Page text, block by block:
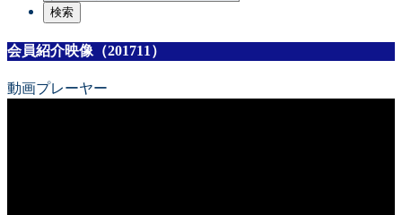
会員紹介映像（201711）
動画プレーヤー